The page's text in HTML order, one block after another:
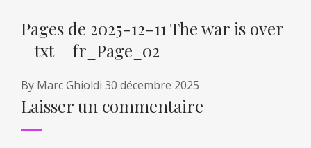
Pages de 2025-12-11 The war is over
– txt – fr_Page_02
By Marc Ghioldi 30 décembre 2025
Laisser un commentaire